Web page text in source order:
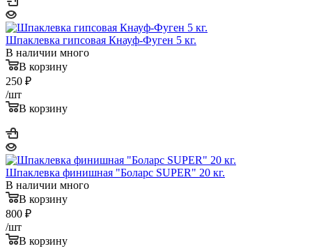
Шпаклевка гипсовая Кнауф-Фуген 5 кг.
В наличии много
В корзину
250 ₽
/шт
В корзину
Шпаклевка финишная "Боларс SUPER" 20 кг.
В наличии много
В корзину
800 ₽
/шт
В корзину